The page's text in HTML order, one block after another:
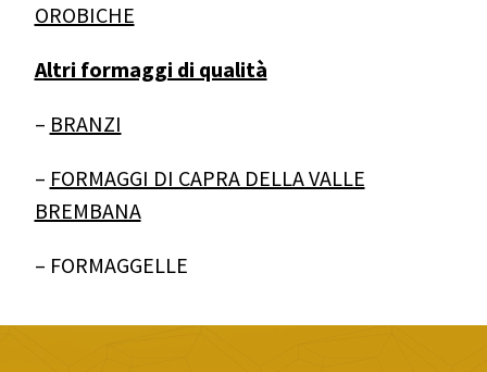
OROBICHE
Altri formaggi di qualità
– BRANZI
– FORMAGGI DI CAPRA DELLA VALLE
BREMBANA
– FORMAGGELLE